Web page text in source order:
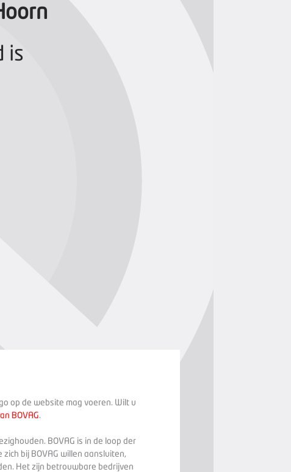
is
op de website mag voeren. Wilt u
BOVAG.
BOVAG is in de loop der
bij BOVAG willen aansluiten,
Het zijn betrouwbare bedrijven